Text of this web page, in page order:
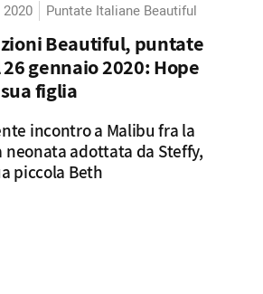
2020
Puntate Italiane Beautiful
Beautiful, puntate
gennaio 2020: Hope
figlia
incontro a Malibu fra la
neonata adottata da Steffy,
piccola Beth